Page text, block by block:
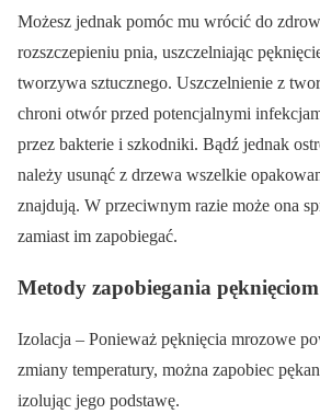
Możesz jednak pomóc mu wrócić do
rozszczepieniu pnia, uszczelniając
tworzywa sztucznego. Uszczelnienie z
chroni otwór przed potencjalnymi
przez bakterie i szkodniki. Bądź jednak
należy usunąć z drzewa wszelkie
znajdują. W przeciwnym razie może ona
zamiast im zapobiegać.
Metody zapobiegania
Izolacja – Ponieważ pęknięcia mrozowe
zmiany temperatury, można zapobiec
izolując jego podstawę.